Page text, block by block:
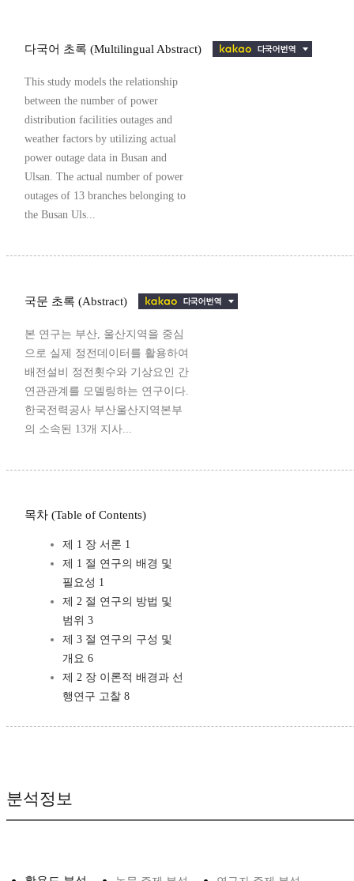
다국어 초록 (Multilingual Abstract)
This study models the relationship
between the number of power
distribution facilities outages and
weather factors by utilizing actual
power outage data in Busan and
Ulsan. The actual number of power
outages of 13 branches belonging to
the Busan Uls...
국문 초록 (Abstract)
본 연구는 부산, 울산지역을 중심
으로 실제 정전데이터를 활용하여
배전설비 정전횟수와 기상요인 간
연관관계를 모델링하는 연구이다.
한국전력공사 부산울산지역본부
의 소속된 13개 지사...
목차 (Table of Contents)
제 1 장 서론 1
제 1 절 연구의 배경 및
필요성 1
제 2 절 연구의 방법 및
범위 3
제 3 절 연구의 구성 및
개요 6
제 2 장 이론적 배경과 선
행연구 고찰 8
분석정보